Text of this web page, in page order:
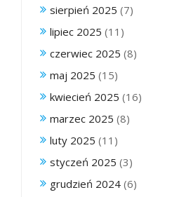
sierpień 2025 (7)
lipiec 2025 (11)
czerwiec 2025 (8)
maj 2025 (15)
kwiecień 2025 (16)
marzec 2025 (8)
luty 2025 (11)
styczeń 2025 (3)
grudzień 2024 (6)